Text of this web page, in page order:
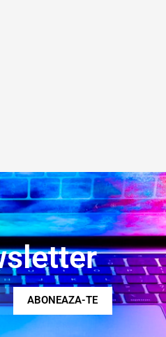
ABONEAZA-TE